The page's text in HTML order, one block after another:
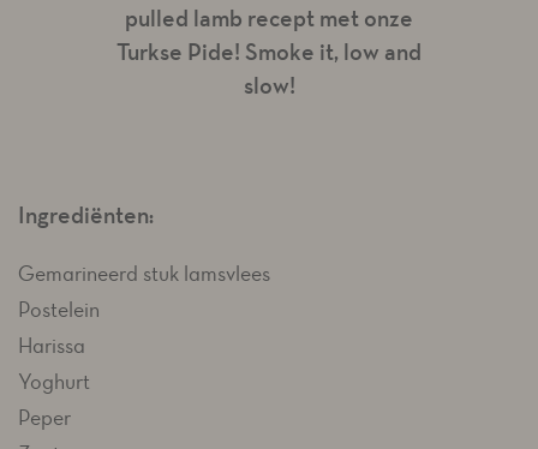
pulled lamb recept met onze
Turkse Pide! Smoke it, low and
slow!
Ingrediënten:
Gemarineerd stuk lamsvlees
Postelein
Harissa
Yoghurt
Peper